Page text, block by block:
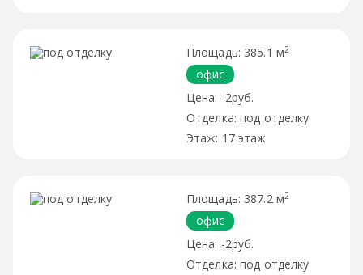
385.1 м2
офис
-2руб.
под отделку
17 этаж
387.2 м2
офис
-2руб.
под отделку